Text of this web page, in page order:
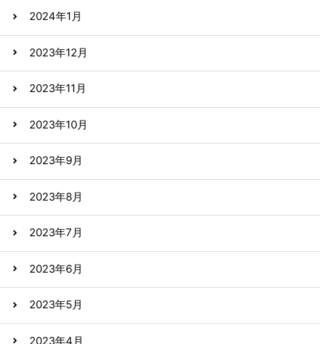
2024年1月
2023年12月
2023年11月
2023年10月
2023年9月
2023年8月
2023年7月
2023年6月
2023年5月
2023年4月